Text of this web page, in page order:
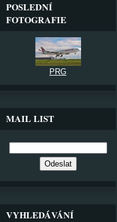
POSLEDNÍ
FOTOGRAFIE
PRG
MAIL LIST
VYHLEDÁVÁNÍ